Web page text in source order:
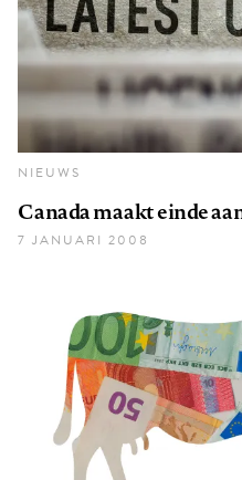
NIEUWS
Canada maakt einde
7 JANUARI 2008